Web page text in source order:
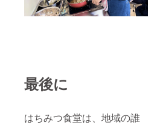
最後に
はちみつ食堂は、地域の誰